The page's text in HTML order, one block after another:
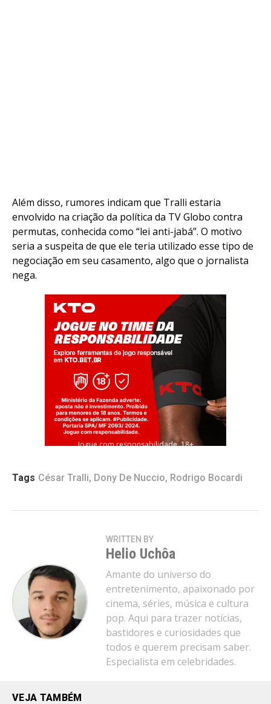
Além disso, rumores indicam que Tralli estaria
envolvido na criação da política da TV Globo contra
permutas, conhecida como “lei anti-jabá”. O motivo
seria a suspeita de que ele teria utilizado esse tipo de
negociação em seu casamento, algo que o jornalista
nega.
Jogue com responsabilidade. 18+
Tags César Tralli, Dony De Nuccio, Rodrigo Bocardi
WRITTEN BY
Helio Uchôa
Amante do universo do
entretenimento, apaixonado por
cinema, séries, música e cultura
pop. Aqui para trazer notícias,
bastidores e curiosidades que
todos e querem precisam saber.
Especialista em celebridades.
VEJA TAMBÉM
Reddit
Pinterest
Whatsapp
Email